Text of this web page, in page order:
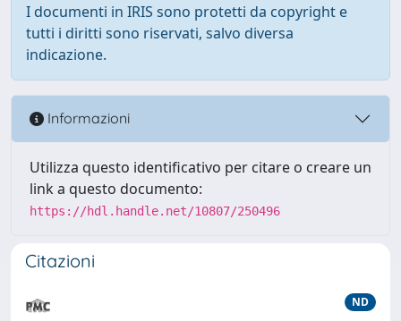
I documenti in IRIS sono protetti da copyright e
tutti i diritti sono riservati, salvo diversa
indicazione.
Informazioni
Utilizza questo identificativo per citare o creare un
link a questo documento:
https://hdl.handle.net/10807/250496
Citazioni
ND